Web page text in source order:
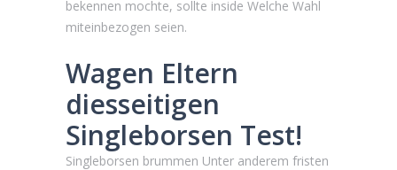
bekennen mochte, sollte inside Welche Wahl
miteinbezogen seien.
Wagen Eltern
diesseitigen
Singleborsen Test!
Singleborsen brummen Unter anderem fristen